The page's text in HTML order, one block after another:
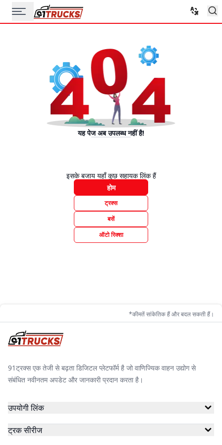
यह पेज अब उपलब्ध नहीं है!
इसके बजाय यहाँ कुछ सहायक लिंक हैं
होम
ट्रक्स
बसें
ऑटो रिक्शा
*कीमतें सांकेतिक हैं और बदल सकती हैं।
91ट्रक्स एक तेजी से बढ़ता डिजिटल प्लेटफॉर्म है जो वाणिज्यिक वाहन उद्योग से
संबंधित नवीनतम अपडेट और जानकारी प्रदान करता है।
उपयोगी लिंक
ट्रक सीरीज